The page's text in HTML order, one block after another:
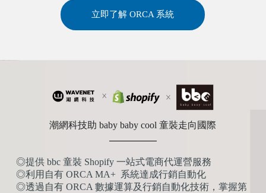
立即了解 ORCA 系統
潮網科技助 baby baby cool 童裝走向國際
◎提供 bbc 童裝 Shopify 一站式電商代運營服務
◎利用自有 ORCA MA+ 系統達成行銷自動化
◎透過自有 ORCA 數據運算及行銷自動化技術，掌握第